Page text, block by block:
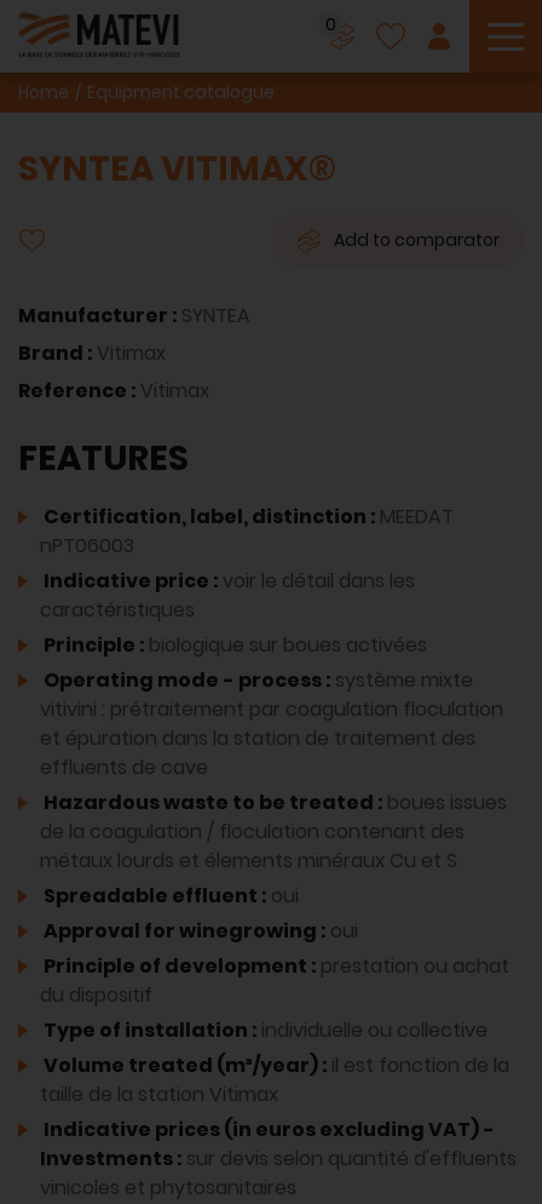
0
Home Equipment catalogue
SYNTEA VITIMAX®
Add to comparator
Manufacturer : SYNTEA
Brand : Vitimax
Reference : Vitimax
FEATURES
Certification, label, distinction : MEEDAT
nPT06003
Indicative price : voir le détail dans les
caractéristiques
Principle : biologique sur boues activées
Operating mode - process : système mixte
vitivini : prétraitement par coagulation floculation
et épuration dans la station de traitement des
effluents de cave
Hazardous waste to be treated : boues issues
de la coagulation / floculation contenant des
métaux lourds et élements minéraux Cu et S
Spreadable effluent : oui
Approval for winegrowing : oui
Principle of development : prestation ou achat
du dispositif
Type of installation : individuelle ou collective
Volume treated (m³/year) : il est fonction de la
taille de la station Vitimax
Indicative prices (in euros excluding VAT) -
Investments : sur devis selon quantité d'effluents
vinicoles et phytosanitaires